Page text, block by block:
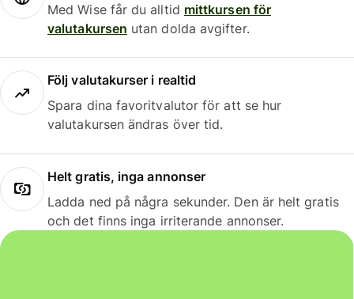
Med Wise får du alltid mittkursen för
valutakursen utan dolda avgifter.
Följ valutakurser i realtid
Spara dina favoritvalutor för att se hur
valutakursen ändras över tid.
Helt gratis, inga annonser
Ladda ned på några sekunder. Den är helt gratis
och det finns inga irriterande annonser.